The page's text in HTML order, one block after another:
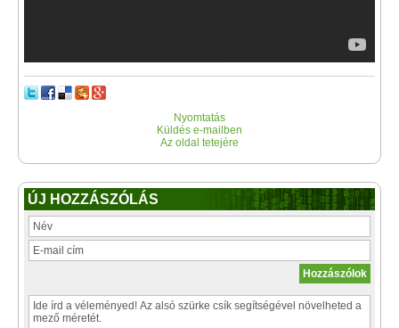
Nyomtatás
Küldés e-mailben
Az oldal tetejére
ÚJ HOZZÁSZÓLÁS